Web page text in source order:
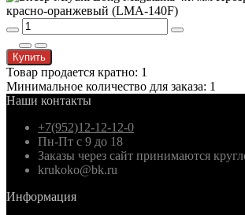
Купить
Товар продается кратно: 1
Минимальное количество для заказа: 1
Наши контакты
+7(952)12-12-12-0
Пн-Пт с 9 до 18
Заказы через сайт принимаются
krukoko@bk.ru
Информация